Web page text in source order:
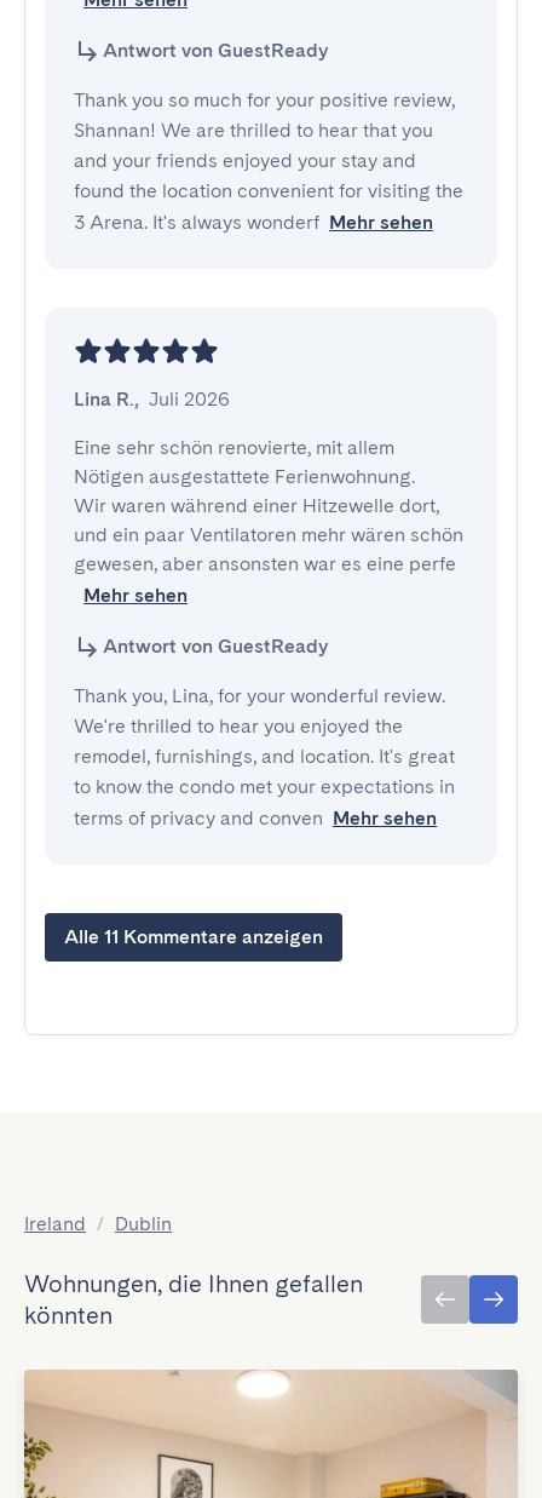
Antwort von GuestReady
Thank you so much for your positive review,
Shannan! We are thrilled to hear that you
and your friends enjoyed your stay and
found the location convenient for visiting the
3 Arena. It's always wonderf Mehr sehen
Lina R., Juli 2026
Eine sehr schön renovierte, mit allem
Nötigen ausgestattete Ferienwohnung.
Wir waren während einer Hitzewelle dort,
und ein paar Ventilatoren mehr wären schön
gewesen, aber ansonsten war es eine perfe
Mehr sehen
Antwort von GuestReady
Thank you, Lina, for your wonderful review.
We're thrilled to hear you enjoyed the
remodel, furnishings, and location. It's great
to know the condo met your expectations in
terms of privacy and conven Mehr sehen
Alle 11 Kommentare anzeigen
Ireland / Dublin
Wohnungen, die Ihnen gefallen
könnten